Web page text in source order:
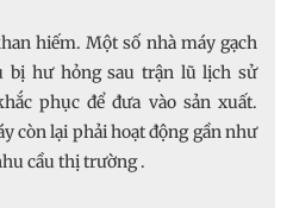
hiếm. Một số nhà máy gạch
bị hư hỏng sau trận lũ lịch sử
phục để đưa vào sản xuất.
còn lại phải hoạt động gần như
cầu thị trường .